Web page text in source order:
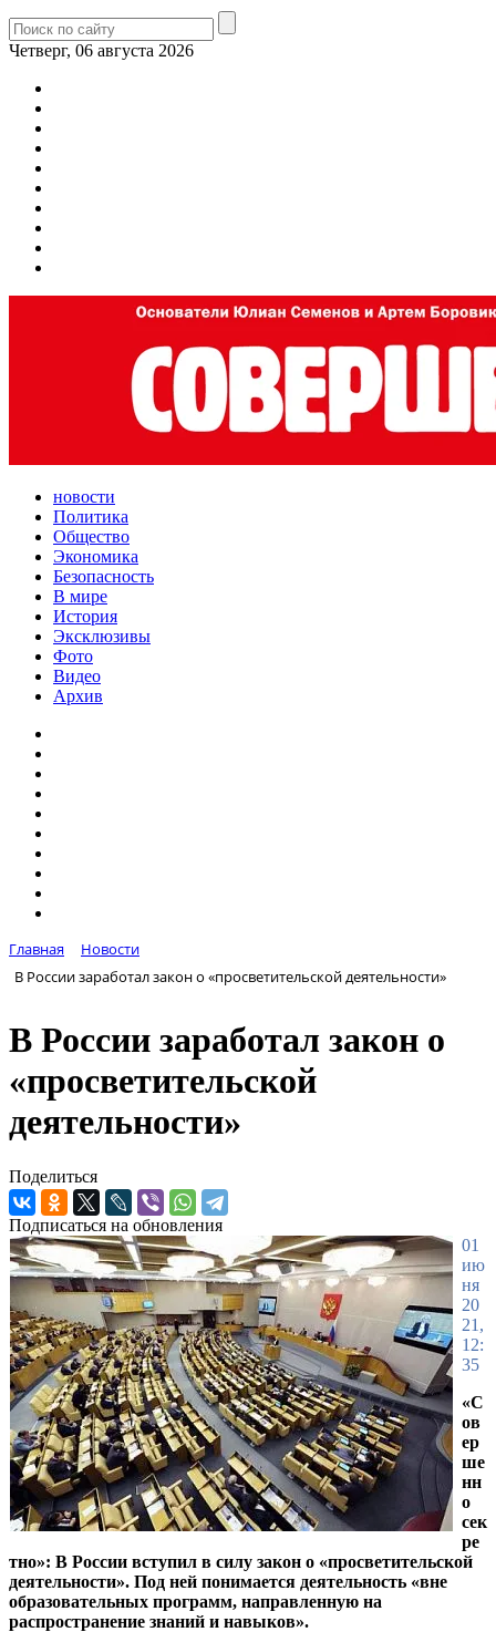
Четверг, 06 августа 2026
новости
Политика
Общество
Экономика
Безопасность
В мире
История
Эксклюзивы
Фото
Видео
Архив
Главная
Новости
В России заработал закон о «просветительской деятельности»
В России заработал закон о
«просветительской
деятельности»
Поделиться
Подписаться на обновления
01
ию
ня
20
21,
12:
35
«С
ов
ер
ше
нн
о
сек
ре
тно»: В России вступил в силу закон о «просветительской
деятельности». Под ней понимается деятельность «вне
образовательных программ, направленную на
распространение знаний и навыков».